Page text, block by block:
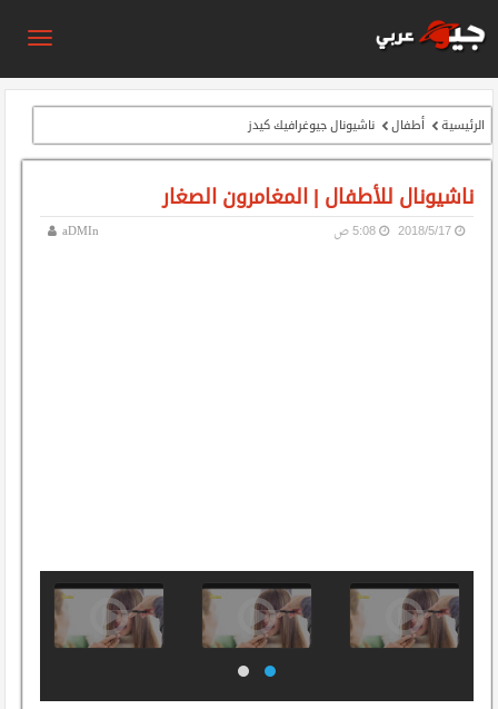
الرئيسية أطفال ناشيونال جيوغرافيك كيدز
ناشيونال للأطفال | المغامرون الصغار
aDMIn 17‏/5‏/2018 5:08 ص